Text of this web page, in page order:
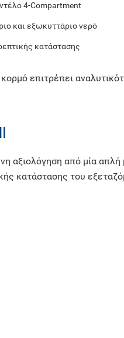
4-Compartment
και εξωκυττάριο νερό
κατάστασης
επιτρέπει
αξιολόγηση από μία
κατάστασης του